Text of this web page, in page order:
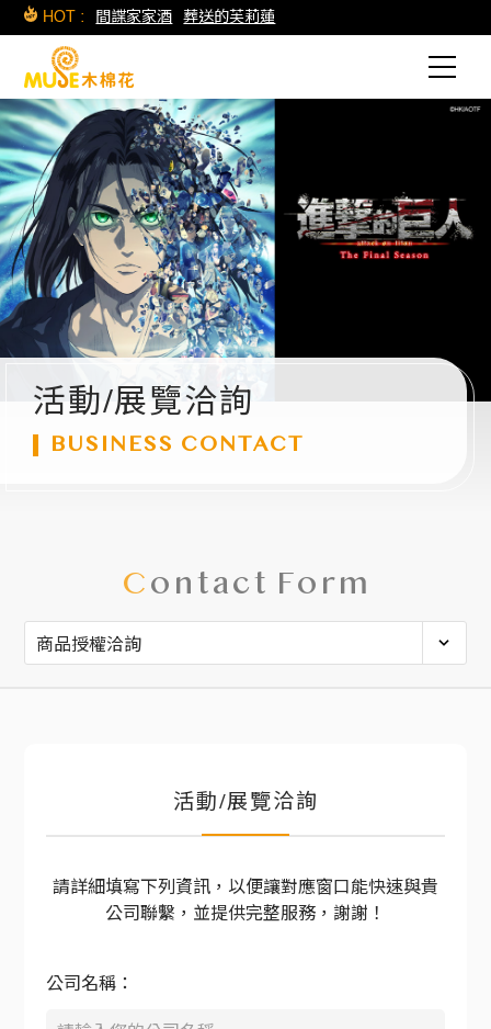
HOT : 間諜家家酒 葬送的芙莉蓮
活動/展覽洽詢
BUSINESS CONTACT
Contact Form
活動/展覽洽詢
請詳細填寫下列資訊，以便讓對應窗口能快速與貴
公司聯繫，並提供完整服務，謝謝！
公司名稱：